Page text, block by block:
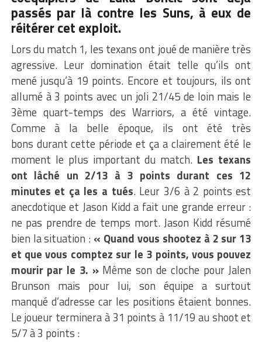
passés par là contre les Suns, à eux de
réitérer cet exploit.
Lors du match 1, les texans ont joué de manière très
agressive. Leur domination était telle qu’ils ont
mené jusqu’à 19 points. Encore et toujours, ils ont
allumé à 3 points avec un joli 21/45 de loin mais le
3ème quart-temps des Warriors, a été vintage.
Comme à la belle époque, ils ont été très
bons durant cette période et ça a clairement été le
moment le plus important du match. Les texans
ont lâché un 2/13 à 3 points durant ces 12
minutes et ça les a tués. Leur 3/6 à 2 points est
anecdotique et Jason Kidd a fait une grande erreur :
ne pas prendre de temps mort. Jason Kidd résumé
bien la situation : « Quand vous shootez à 2 sur 13
et que vous comptez sur le 3 points, vous pouvez
mourir par le 3. »Même son de cloche pour Jalen
Brunson mais pour lui, son équipe a surtout
manqué d’adresse car les positions étaient bonnes.
Le joueur terminera à 31 points à 11/19 au shoot et
5/7 à 3 points :